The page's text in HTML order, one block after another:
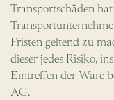
Transportschäden
Fristen geltend zu
dieser jedes Risiko,
Eintreffen der Ware
AG.